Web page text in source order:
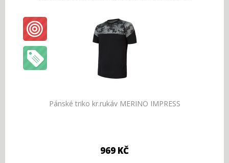
Pánské triko kr.rukáv MERINO IMPRESS
969 KČ